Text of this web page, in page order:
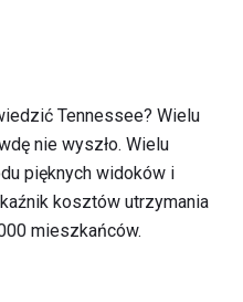
Tennessee? Wielu
nie wyszło. Wielu
pięknych widoków i
kosztów utrzymania
mieszkańców.